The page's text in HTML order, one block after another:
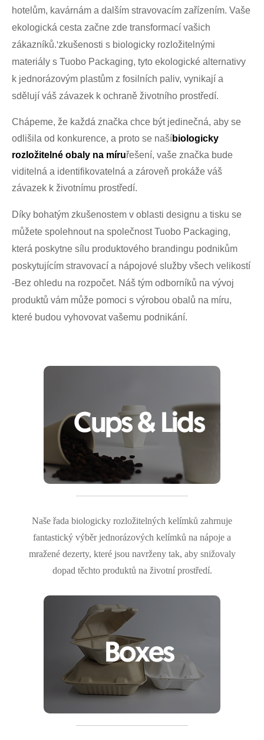
hotelům, kavárnám a dalším stravovacím zařízením. Vaše
ekologická cesta začne zde transformací vašich
zákazníků.'zkušenosti s biologicky rozložitelnými
materiály s Tuobo Packaging, tyto ekologické alternativy
k jednorázovým plastům z fosilních paliv, vynikají a
sdělují váš závazek k ochraně životního prostředí.
Chápeme, že každá značka chce být jedinečná, aby se
odlišila od konkurence, a proto se našíbiologicky
rozložitelné obaly na míruřešení, vaše značka bude
viditelná a identifikovatelná a zároveň prokáže váš
závazek k životnímu prostředí.
Díky bohatým zkušenostem v oblasti designu a tisku se
můžete spolehnout na společnost Tuobo Packaging,
která poskytne sílu produktového brandingu podnikům
poskytujícím stravovací a nápojové služby všech velikostí
-Bez ohledu na rozpočet. Náš tým odborníků na vývoj
produktů vám může pomoci s výrobou obalů na míru,
které budou vyhovovat vašemu podnikání.
Naše řada biologicky rozložitelných kelímků zahrnuje
fantastický výběr jednorázových kelímků na nápoje a
mražené dezerty, které jsou navrženy tak, aby snižovaly
dopad těchto produktů na životní prostředí.